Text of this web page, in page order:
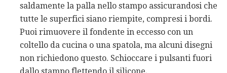
saldamente la palla nello stampo assicurandosi che
tutte le superfici siano riempite, compresi i bordi.
Puoi rimuovere il fondente in eccesso con un
coltello da cucina o una spatola, ma alcuni disegni
non richiedono questo. Schioccare i pulsanti fuori